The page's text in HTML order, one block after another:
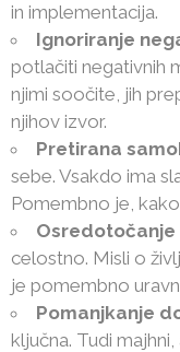
in implementacija.
Ignoriranje
potlačiti negativnih
njimi soočite, jih
njihov izvor.
Pretirana
sebe. Vsakdo ima
Pomembno je,
Osredotočanje
celostno. Misli o
je pomembno
Pomanjkanje
ključna. Tudi